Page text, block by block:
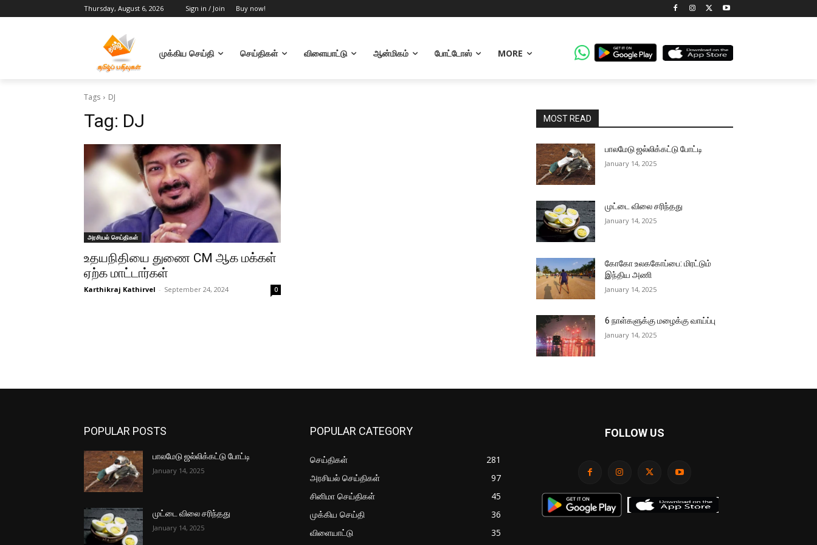
Thursday, August 6, 2026 Sign in / Join Buy now!
முக்கிய செய்தி செய்திகள் விளையாட்டு ஆன்மிகம் போட்டோஸ் MORE
Tags DJ
Tag: DJ
அரசியல் செய்திகள்
உதயநிதியை துணை CM ஆக மக்கள்
ஏற்க மாட்டார்கள்
Karthikraj Kathirvel - September 24, 2024 0
MOST READ
பாலமேடு ஜல்லிக்கட்டு போட்டி
January 14, 2025
முட்டை விலை சரிந்தது
January 14, 2025
கோகோ உலககோப்பை: மிரட்டும்
இந்திய அணி
January 14, 2025
6 நாள்களுக்கு மழைக்கு வாய்ப்பு
January 14, 2025
POPULAR POSTS
பாலமேடு ஜல்லிக்கட்டு போட்டி
January 14, 2025
முட்டை விலை சரிந்தது
January 14, 2025
POPULAR CATEGORY
செய்திகள்
281
அரசியல் செய்திகள்
97
சினிமா செய்திகள்
45
முக்கிய செய்தி
36
விளையாட்டு
35
FOLLOW US